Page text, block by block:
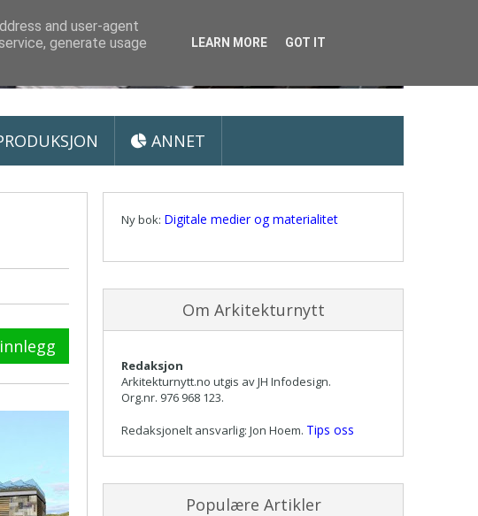
ANNET
Ny bok: Digitale medier og materialitet
Om Arkitekturnytt
Redaksjon
Arkitekturnytt.no utgis av JH Infodesign.
Org.nr. 976 968 123.
Redaksjonelt ansvarlig: Jon Hoem. Tips oss
Populære Artikler
and user-agent
generate usage
LEARN MORE GOT IT